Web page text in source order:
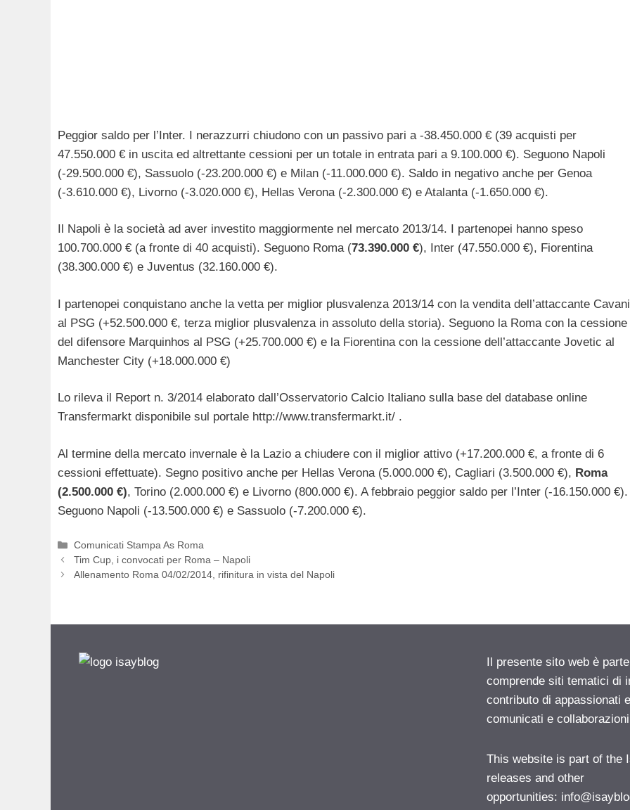
Peggior saldo per l’Inter. I nerazzurri chiudono con un passivo pari a -38.450.000 € (39 acquisti per
47.550.000 € in uscita ed altrettante cessioni per un totale in entrata pari a 9.100.000 €). Seguono Napoli
(-29.500.000 €), Sassuolo (-23.200.000 €) e Milan (-11.000.000 €). Saldo in negativo anche per Genoa
(-3.610.000 €), Livorno (-3.020.000 €), Hellas Verona (-2.300.000 €) e Atalanta (-1.650.000 €).
Il Napoli è la società ad aver investito maggiormente nel mercato 2013/14. I partenopei hanno speso
100.700.000 € (a fronte di 40 acquisti). Seguono Roma (73.390.000 €), Inter (47.550.000 €), Fiorentina
(38.300.000 €) e Juventus (32.160.000 €).
I partenopei conquistano anche la vetta per miglior plusvalenza 2013/14 con la vendita dell’attaccante Cavani
al PSG (+52.500.000 €, terza miglior plusvalenza in assoluto della storia). Seguono la Roma con la cessione
del difensore Marquinhos al PSG (+25.700.000 €) e la Fiorentina con la cessione dell’attaccante Jovetic al
Manchester City (+18.000.000 €)
Lo rileva il Report n. 3/2014 elaborato dall’Osservatorio Calcio Italiano sulla base del database online
Transfermarkt disponibile sul portale http://www.transfermarkt.it/ .
Al termine della mercato invernale è la Lazio a chiudere con il miglior attivo (+17.200.000 €, a fronte di 6
cessioni effettuate). Segno positivo anche per Hellas Verona (5.000.000 €), Cagliari (3.500.000 €), Roma
(2.500.000 €), Torino (2.000.000 €) e Livorno (800.000 €). A febbraio peggior saldo per l’Inter (-16.150.000 €).
Seguono Napoli (-13.500.000 €) e Sassuolo (-7.200.000 €).
Categorie
Comunicati Stampa As Roma
Tim Cup, i convocati per Roma – Napoli
Allenamento Roma 04/02/2014, rifinitura in vista del Napoli
Il presente sito web è
comprende siti tematici di
contributo di appassionati
comunicati e
This website is part of the
releases and other
opportunities: